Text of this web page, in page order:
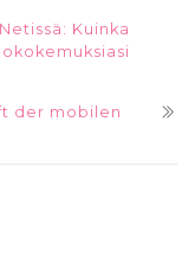
Kuinka
der mobilen